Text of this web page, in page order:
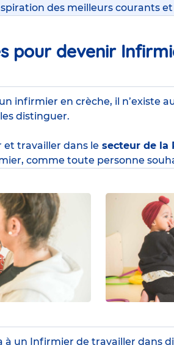
des meilleurs courants
pour devenir
infirmier en crèche, il n’existe
distinguer.
travailler dans le secteur de la
, comme toute personne
à un Infirmier de travailler dans